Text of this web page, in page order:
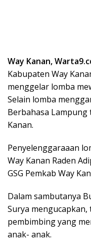
Way Kanan,
Kabupaten Way
menggelar lomba
Selain lomba
Berbahasa Lampung
Kanan.
Penyelenggaraaan
Way Kanan Raden
GSG Pemkab Way
Dalam sambutanya
Surya
pembimbing yang
anak- anak.